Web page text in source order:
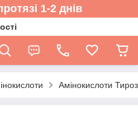
1-2 днів
Амінокислоти